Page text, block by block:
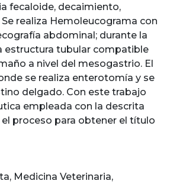
fecaloide, decaimiento,
realiza Hemoleucograma con
abdominal; durante la
estructura tubular compatible
a nivel del mesogastrio. El
se realiza enterotomía y se
delgado. Con este trabajo
empleada con la descrita
proceso para obtener el título
, Medicina Veterinaria,